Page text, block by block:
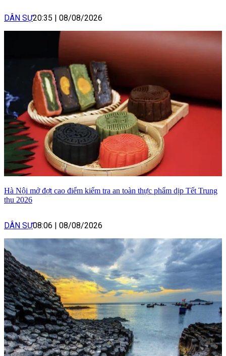
DÂN SỰ20:35 08/08/2026
Hà Nội mở đợt cao điểm kiểm tra an toàn thực phẩm dịp Tết Trung
thu 2026
DÂN SỰ08:06 08/08/2026